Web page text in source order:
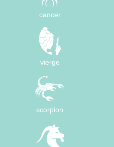
cancer
vierge
scorpion